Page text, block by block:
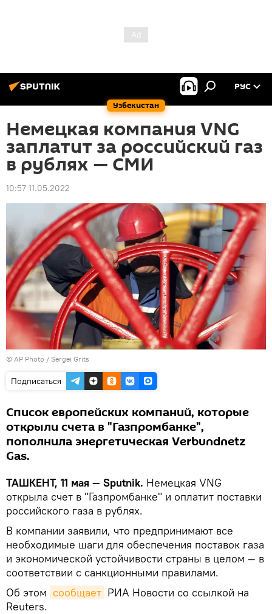
Узбекистан
РУС
Немецкая компания VNG
заплатит за российский газ
в рублях — СМИ
10:57 11.05.2022
© AP Photo / Sergei Grits
Подписаться
Список европейских компаний, которые
открыли счета в "Газпромбанке",
пополнила энергетическая Verbundnetz
Gas.
ТАШКЕНТ, 11 мая — Sputnik. Немецкая VNG
открыла счет в "Газпромбанке" и оплатит поставки
российского газа в рублях.
В компании заявили, что предпринимают все
необходимые шаги для обеспечения поставок газа
и экономической устойчивости страны в целом — в
соответствии с санкционными правилами.
Об этом сообщает РИА Новости со ссылкой на
Reuters.